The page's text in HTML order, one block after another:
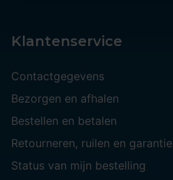
Klantenservice
Contactgegevens
Bezorgen en afhalen
Bestellen en betalen
Retourneren, ruilen en garantie
Status van mijn bestelling